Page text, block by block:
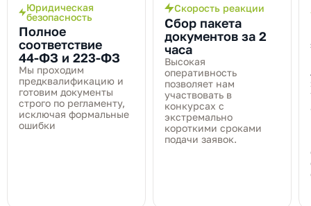
Юридическая
безопасность
Полное
соответствие
44‑ФЗ и 223‑ФЗ
Мы проходим
предквалификацию и
готовим документы
строго по регламенту,
исключая формальные
ошибки
Скорость реакции
Сбор пакета
документов за 2
часа
Высокая
оперативность
позволяет нам
участвовать в
конкурсах с
экстремально
короткими сроками
подачи заявок.